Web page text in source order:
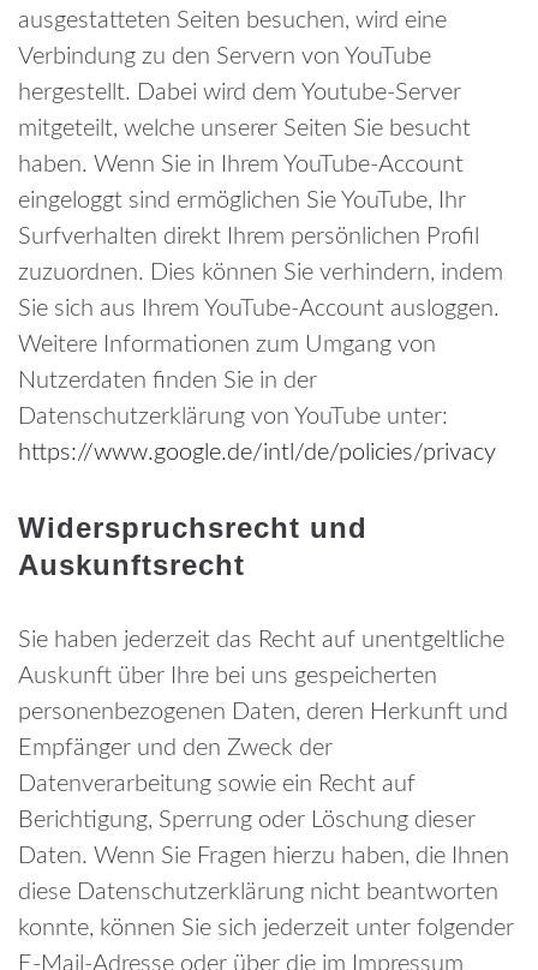
ausgestatteten Seiten besuchen, wird eine
Verbindung zu den Servern von YouTube
hergestellt. Dabei wird dem Youtube-Server
mitgeteilt, welche unserer Seiten Sie besucht
haben. Wenn Sie in Ihrem YouTube-Account
eingeloggt sind ermöglichen Sie YouTube, Ihr
Surfverhalten direkt Ihrem persönlichen Profil
zuzuordnen. Dies können Sie verhindern, indem
Sie sich aus Ihrem YouTube-Account ausloggen.
Weitere Informationen zum Umgang von
Nutzerdaten finden Sie in der
Datenschutzerklärung von YouTube unter:
https://www.google.de/intl/de/policies/privacy
Widerspruchsrecht und
Auskunftsrecht
Sie haben jederzeit das Recht auf unentgeltliche
Auskunft über Ihre bei uns gespeicherten
personenbezogenen Daten, deren Herkunft und
Empfänger und den Zweck der
Datenverarbeitung sowie ein Recht auf
Berichtigung, Sperrung oder Löschung dieser
Daten. Wenn Sie Fragen hierzu haben, die Ihnen
diese Datenschutzerklärung nicht beantworten
konnte, können Sie sich jederzeit unter folgender
E-Mail-Adresse oder über die im Impressum